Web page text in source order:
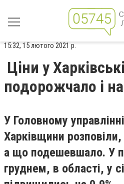
15:32, 15 лютого 2021 р.
Ціни у
подорожчало і
У Головному
Харківщини
а що подешевшало. У
груднем, в області, у